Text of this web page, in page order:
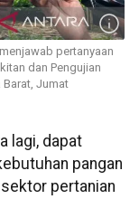
pertanyaan
dan Pengujian
Barat, Jumat
lagi, dapat
pangan
pertanian